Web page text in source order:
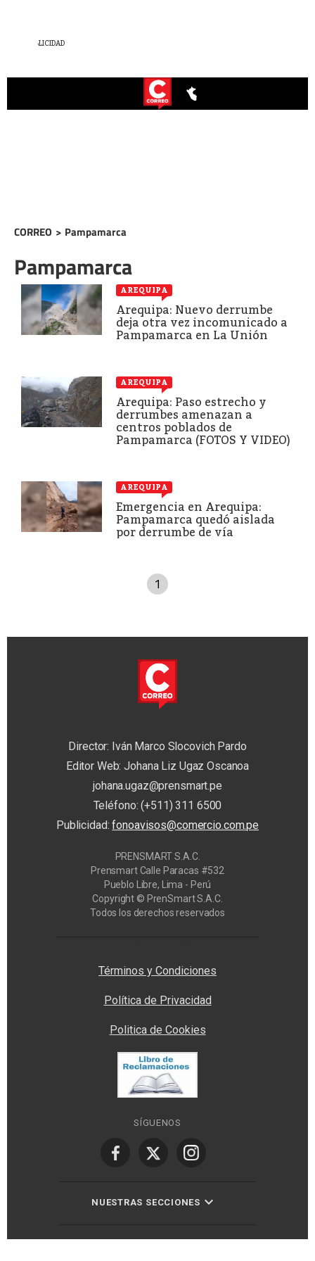
CORREO > Pampamarca
Pampamarca
AREQUIPA
Arequipa: Nuevo derrumbe
deja otra vez incomunicado a
Pampamarca en La Unión
AREQUIPA
Arequipa: Paso estrecho y
derrumbes amenazan a
centros poblados de
Pampamarca (FOTOS Y VIDEO)
AREQUIPA
Emergencia en Arequipa:
Pampamarca quedó aislada
por derrumbe de vía
1
Director: Iván Marco Slocovich Pardo
Editor Web: Johana Liz Ugaz Oscanoa
johana.ugaz@prensmart.pe
Teléfono: (+511) 311 6500
Publicidad:fonoavisos@comercio.com.pe
PRENSMART S.A.C.
Prensmart Calle Paracas #532
Pueblo Libre, Lima - Perú
Copyright © PrenSmart S.A.C.
Todos los derechos reservados
Términos y Condiciones
Política de Privacidad
Politica de Cookies
SÍGUENOS
NUESTRAS SECCIONES